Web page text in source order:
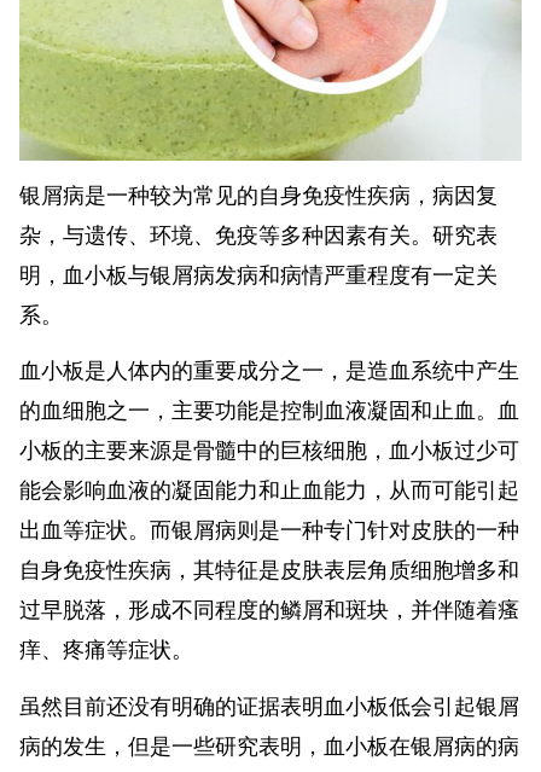
银屑病是一种较为常见的自身免疫性疾病，病因复
杂，与遗传、环境、免疫等多种因素有关。研究表
明，血小板与银屑病发病和病情严重程度有一定关
系。
血小板是人体内的重要成分之一，是造血系统中产生
的血细胞之一，主要功能是控制血液凝固和止血。血
小板的主要来源是骨髓中的巨核细胞，血小板过少可
能会影响血液的凝固能力和止血能力，从而可能引起
出血等症状。而银屑病则是一种专门针对皮肤的一种
自身免疫性疾病，其特征是皮肤表层角质细胞增多和
过早脱落，形成不同程度的鳞屑和斑块，并伴随着瘙
痒、疼痛等症状。
虽然目前还没有明确的证据表明血小板低会引起银屑
病的发生，但是一些研究表明，血小板在银屑病的病